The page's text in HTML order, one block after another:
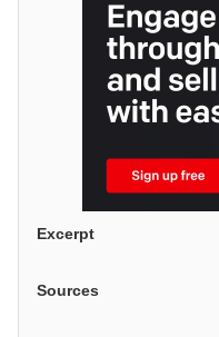
Excerpt
Sources